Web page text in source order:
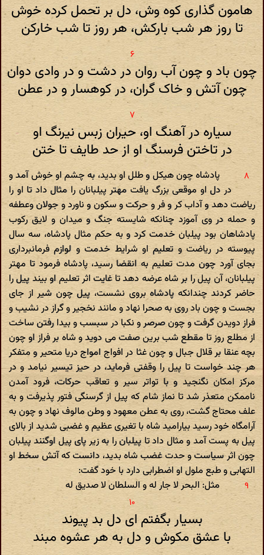
هامون گذاری کوه وش، دل بر تحمل کرده خوش
تا روز هر شب بارکش، هر روز تا شب خارکن
چون باد و چون آب روان در دشت و در وادی دوان
چون آتش و خاک گران، در کوهسار و در عطن
سیاره در آهنگ او، حیران زبس نیرنگ او
در تاختن فرسنگ او از حد طایف تا ختن
پادشاه چون هیکل و طلل او بدید، به چشم او خوش آمد و
در دل او موقعی بزرگ یافت مهتر پیلبانان را مثال داد تا او را
ریاضت دهد و آداب کر و فر و حرکت و سکون و ناورد و جولان وعطفه
و حمله در وی آموزد چنانکه شایسته جنگ و میدان و لایق رکوب
پادشاهان بود پیلبان خدمت کرد و به حکم مثال پادشاه، سه سال
پیوسته در ریاضت و تعلیم او شرایط خدمت و لوازم فرمانبرداری
بجای آورد چون مدت تعلیم به انقضا رسید، پادشاه فرمود تا مهتر
پیلبانان، آن پیل را بر شاه عرضه دهد تا غایت اثر تعلیم او بیند پیل را
حاضر کردند چندانکه پادشاه بروی نشست، پیل چون شیر از جای
بجست و چون باد روی به صحرا نهاد و مانند نخجیر و گراز در نشیب و
فراز دویدن گرفت و چون صرصر و نکبا در سبسب و بیدا رفتن ساخت
از مطلع روز تا مقطع شب برین صفت می دوید و شاه بر فراز او چون
بچه عنقا بر قلال جبال و چون غثا در افواج امواج دریا متحیر و متفکر
هر چند خواست تا پیل را وقفتی فرماید، در حیز تیسیر نیامد و در
مرکز امکان نگنجید و با تواتر سیر و تعاقب حرکات، فرود آمدن
ناممکن متعذر شد تا نماز شام که پیل از گرسنگی فتور پذیرفت و به
علف محتاج گشت، روی به عطن معهود و وطن مالوف نهاد و چون به
آرامگاه خود رسید بیارامید شاه با تغیری عظیم و غضبی شدید از بالای
پیل به پست آمد و مثال داد تا پیلبان را به زیر پای پیل اوگنند پیلبان
چون اثر سیاست و حدت غضب شاه بدید، دانست که آتش سخط او
التهابی و طبع ملول او اضطرابی دارد با خود گفت:
مثل: البحر لا جار له و السلطان لا صدیق له
بسیار بگفتم ای دل بد پیوند
با عشق مکوش و دل به هر عشوه مبند